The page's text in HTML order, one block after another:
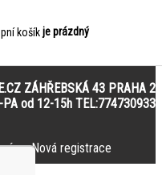
ZÁHŘEBSKÁ 43 PRAHA 2
od 12-15h TEL:774730933
Nová registrace
košíkje prázdný